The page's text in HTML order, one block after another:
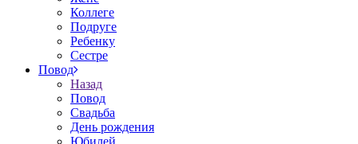
Коллеге
Подруге
Ребенку
Сестре
Повод
Назад
Повод
Свадьба
День рождения
Юбилей